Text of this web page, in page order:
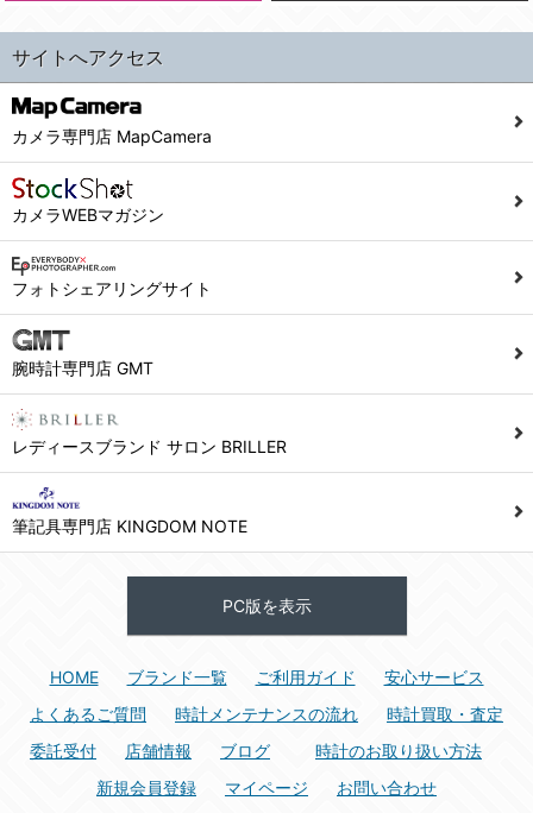
サイトへアクセス
カメラ専門店 MapCamera
カメラWEBマガジン
フォトシェアリングサイト
腕時計専門店 GMT
レディースブランド サロン BRILLER
筆記具専門店 KINGDOM NOTE
PC版を表示
HOME ブランド一覧 ご利用ガイド
安心サービス
よくあるご質問
時計メンテナンスの流れ
時計買取・査定
委託受付
店舗情報 ブログ
時計のお取り扱い方法
新規会員登録
マイページ お問い合わせ